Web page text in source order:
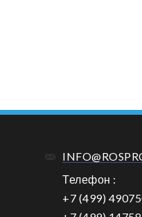
Телефон :
+7 (499)